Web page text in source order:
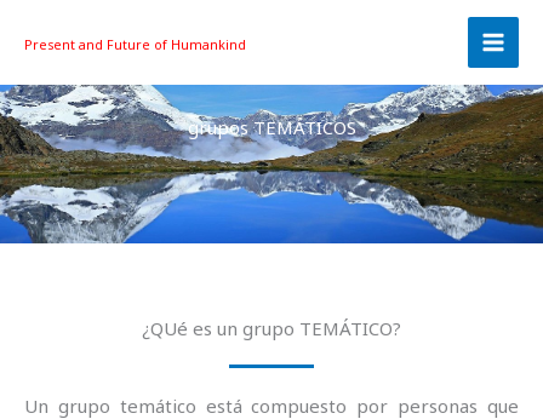
Present and Future of Humankind
grupos TEMÁTICOS
¿QUé es un grupo TEMÁTICO?
Un grupo temático está compuesto por personas que